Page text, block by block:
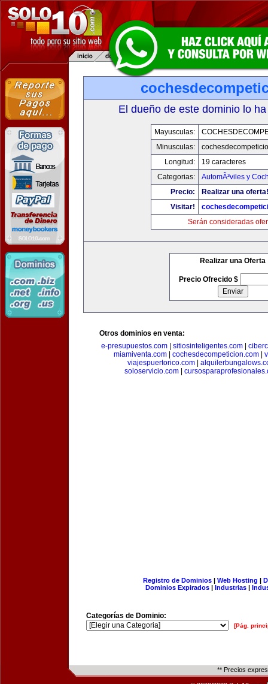
El dueño de este dominio lo
Mayusculas:
Minusculas:
Longitud:
19 caracteres
Categorias:
AutomÃ³viles y
Precio:
Realizar una oferta!
Visitar!
Serán consideradas
Realizar una Oferta
Precio Ofrecido $
Otros dominios en venta:
e-presupuestos.com
sitiosinteligentes.com
miamiventa.com
cochesdecompeticion.com
viajespuertorico.com|
soloservicio.com|
Registro de Dominios| Web Hosting |
Dominios Expirados | Industrias |
Categorías de Dominio:
[Pág.
** Precios